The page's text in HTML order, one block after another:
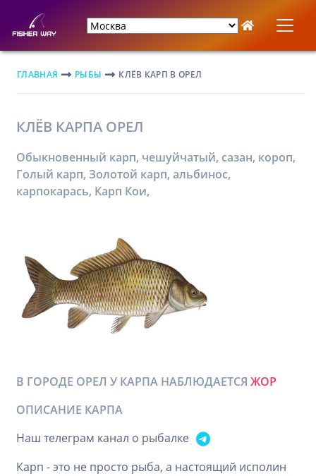
ГЛАВНАЯ РЫБЫ КЛЁВ КАРП В ОРЕЛ
КЛЁВ КАРПА ОРЕЛ
Обыкновенный карп, чешуйчатый, сазан, короп,
Голый карп, Золотой карп, альбинос,
карпокарась, Карп Кои,
В ГОРОДЕ ОРЕЛ У КАРПА НАБЛЮДАЕТСЯ ЖОР
ОПИСАНИЕ КАРПА
Наш телеграм канал о рыбалке
Карп - это не просто рыба, а настоящий исполин